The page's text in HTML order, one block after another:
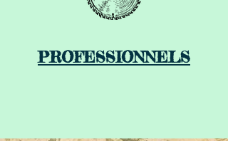
PROFESSIONNELS